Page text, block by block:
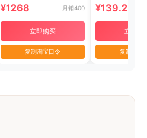
¥1268 月销400
立即购买
复制淘宝口令
¥139.2
立即购
复制淘宝